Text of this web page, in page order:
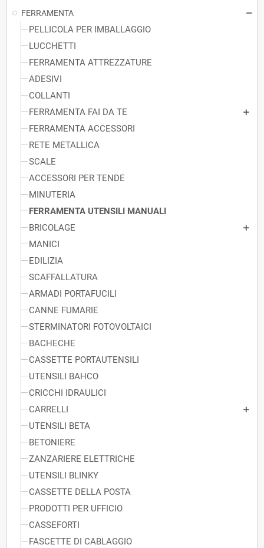
FERRAMENTA
PELLICOLA PER IMBALLAGGIO
LUCCHETTI
FERRAMENTA ATTREZZATURE
ADESIVI
COLLANTI
FERRAMENTA FAI DA TE
FERRAMENTA ACCESSORI
RETE METALLICA
SCALE
ACCESSORI PER TENDE
MINUTERIA
FERRAMENTA UTENSILI MANUALI
BRICOLAGE
MANICI
EDILIZIA
SCAFFALLATURA
ARMADI PORTAFUCILI
CANNE FUMARIE
STERMINATORI FOTOVOLTAICI
BACHECHE
CASSETTE PORTAUTENSILI
UTENSILI BAHCO
CRICCHI IDRAULICI
CARRELLI
UTENSILI BETA
BETONIERE
ZANZARIERE ELETTRICHE
UTENSILI BLINKY
CASSETTE DELLA POSTA
PRODOTTI PER UFFICIO
CASSEFORTI
FASCETTE DI CABLAGGIO